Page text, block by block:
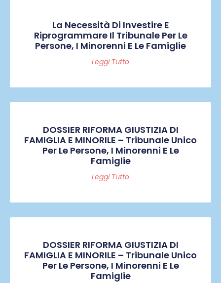
La Necessità Di Investire E
Riprogrammare Il Tribunale Per Le
Persone, I Minorenni E Le Famiglie
Leggi Tutto
DOSSIER RIFORMA GIUSTIZIA DI
FAMIGLIA E MINORILE – Tribunale Unico
Per Le Persone, I Minorenni E Le
Famiglie
Leggi Tutto
DOSSIER RIFORMA GIUSTIZIA DI
FAMIGLIA E MINORILE – Tribunale Unico
Per Le Persone, I Minorenni E Le
Famiglie